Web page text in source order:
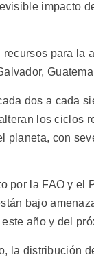
impacto
para
dos a cada
los ciclos
planeta, con
por la FAO y el
bajo
año y del
la distribución